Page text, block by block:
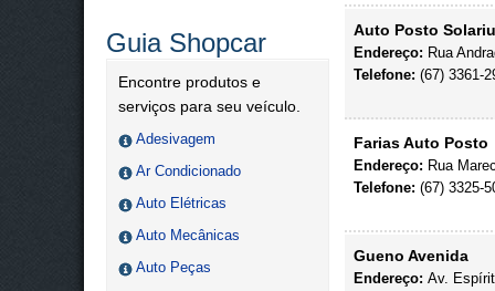
Guia Shopcar
Encontre produtos e
serviços para seu veículo.
Adesivagem
Ar Condicionado
Auto Elétricas
Auto Mecânicas
Auto Peças
Auto Posto
Endereço: Rua
Telefone: (67) 3361-
Farias Auto Posto
Endereço: Rua
Telefone: (67) 3325-
Gueno Avenida
Endereço: Av.